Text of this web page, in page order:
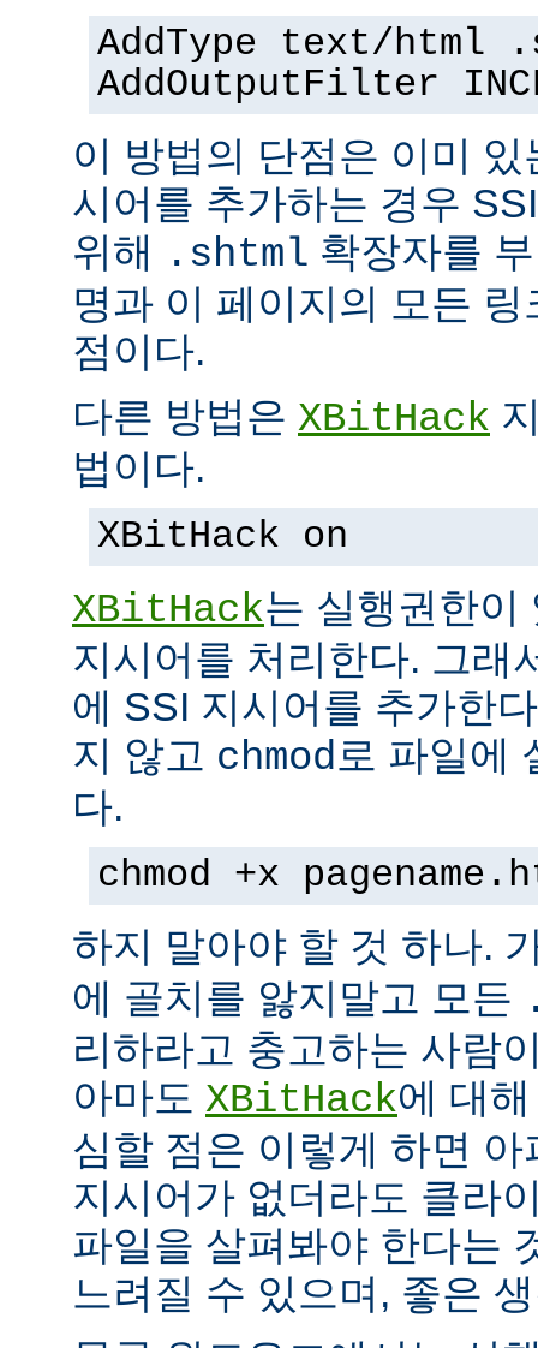
AddType text/html
AddOutputFilter
이 방법의 단점은 이미
시어를 추가하는 경우
위해
.shtml 확장자를
명과 이 페이지의 모든
점이다.
다른 방법은 XBitHack
법이다.
XBitHack on
XBitHack는 실행권한이
지시어를 처리한다. 그래
에 SSI 지시어를 추가한
지 않고 chmod 로 파일에
다.
chmod +x
하지 말아야 할 것 하나.
에 골치를 앓지말고 모든
리하라고 충고하는 사람
아마도 XBitHack에 대
심할 점은 이렇게 하면
지시어가 없더라도 클라
파일을 살펴봐야 한다는
느려질 수 있으며, 좋은